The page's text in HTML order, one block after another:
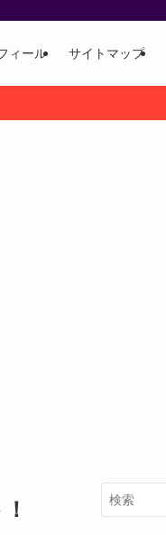
ィール サイトマップ